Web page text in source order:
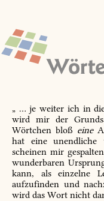
„ … je weiter ich in
wird mir der
Wörtchen bloß eine
hat eine unendliche
scheinen mir
wunderbaren
kann, als einzelne
aufzufinden und
wird das Wort nicht